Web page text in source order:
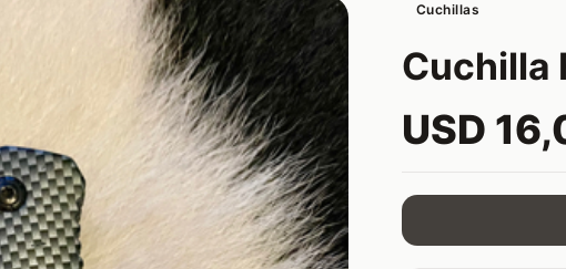
Cuchillas
Cuchilla
USD